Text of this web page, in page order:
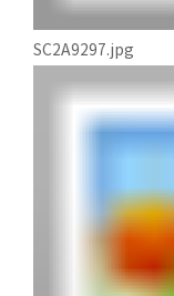
SC2A9297.jpg